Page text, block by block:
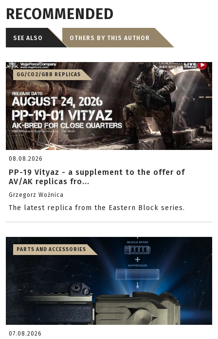
RECOMMENDED
SEE ALSO OTHERS BY THIS AUTHOR
GG/CO2/GBB REPLICAS
08.08.2026
PP-19 Vityaz - a supplement to the offer of
AV/AK replicas fro...
Grzegorz Woźnica
The latest replica from the Eastern Block series.
PARTS AND ACCESSORIES
07.08.2026